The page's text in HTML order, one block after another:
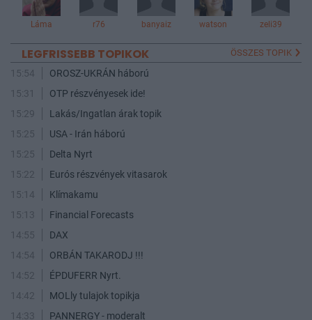
Láma r76 banyaiz watson zeli39
LEGFRISSEBB TOPIKOK ÖSSZES TOPIK
15:54
OROSZ-UKRÁN háború
15:31
OTP részvényesek ide!
15:29
Lakás/Ingatlan árak topik
15:25
USA - Irán háború
15:25
Delta Nyrt
15:22
Eurós részvények vitasarok
15:14
Klímakamu
15:13
Financial Forecasts
14:55
DAX
14:54
ORBÁN TAKARODJ !!!
14:52
ÉPDUFERR Nyrt.
14:42
MOLly tulajok topikja
14:33
PANNERGY - moderalt